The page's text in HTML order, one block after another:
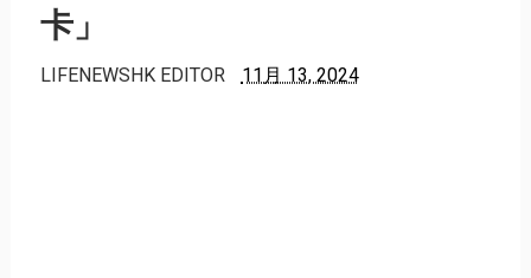
卡」
LIFENEWSHK EDITOR 11月 13, 2024